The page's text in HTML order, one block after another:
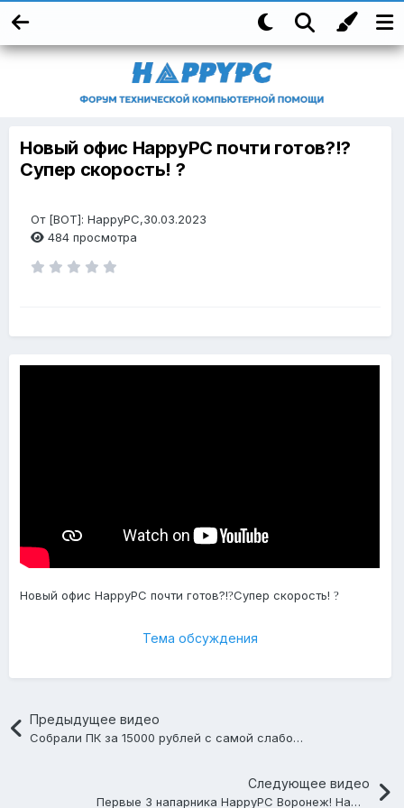
Новый офис HappyPC почти готов?!?
Супер скорость! ?
От [BOT]: HappyPC,30.03.2023
484 просмотра
Новый офис HappyPC почти готов?!?Супер скорость! ?
Тема обсуждения
Предыдущее видео
Собрали ПК за 15000 рублей с самой слабой «игровой» видеокартой! ??Не тянет ничего!
Следующее видео
Первые 3 напарника HappyPC Воронеж! Нашли самую крутую Z490 в сборке за 45000! ??